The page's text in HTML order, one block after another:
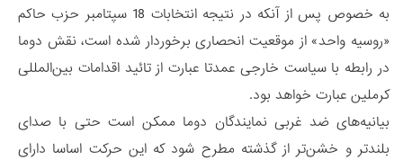
به خصوص پس از آنکه در نتیجه انتخابات 18 سپتامبر حزب حاکم
«روسیه واحد» از موقعیت انحصاری برخوردار شده است، نقش دوما
در رابطه با سیاست خارجی عمدتا عبارت از تائید اقدامات بین‌المللی
کرملین عبارت خواهد بود.
بیانیه‌های ضد غربی نمایندگان دوما ممکن است حتی با صدای
بلندتر و خشن‌تر از گذشته مطرح شود که این حرکت اساسا دارای